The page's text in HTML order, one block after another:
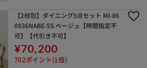
【2梱包】ダイニング5点セット MI-86
0936NABE-5S ベージュ【時間指定不
可】【代引き不可】
¥70,200
702ポイント(1倍)